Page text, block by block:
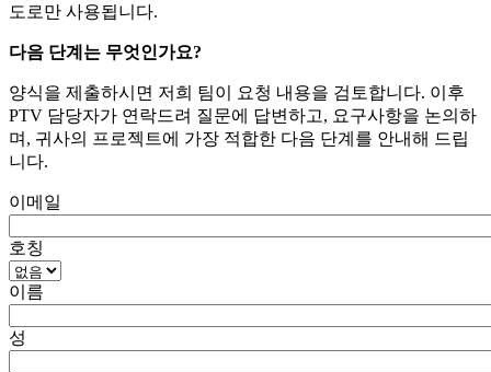
도로만 사용됩니다.
다음 단계는 무엇인가요?
양식을 제출하시면 저희 팀이 요청 내용을 검토합니다. 이후
PTV 담당자가 연락드려 질문에 답변하고, 요구사항을 논의하
며, 귀사의 프로젝트에 가장 적합한 다음 단계를 안내해 드립
니다.
이메일
호칭
이름
성